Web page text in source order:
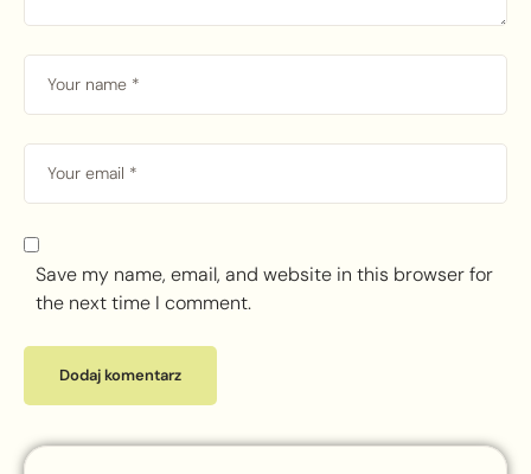
Save my name, email, and website in this browser for
the next time I comment.